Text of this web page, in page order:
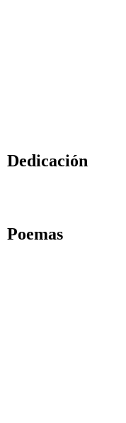
Dedicación
Poemas